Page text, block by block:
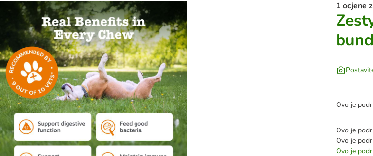
1 ocjene
Ovo je
Ovo je
Ovo je
Ovo je